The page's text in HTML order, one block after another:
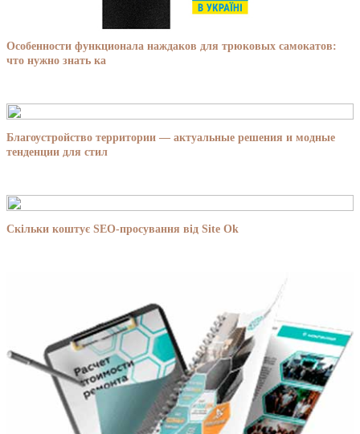
Особенности функционала наждаков для трюковых самокатов:
что нужно знать ка
Благоустройство территории — актуальные решения и модные
тенденции для стил
Скільки коштує SEO-просування від Site Ok